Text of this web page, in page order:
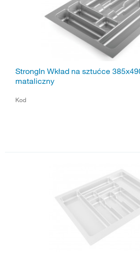
StrongIn Wkład na sztućce
mataliczny
Kod